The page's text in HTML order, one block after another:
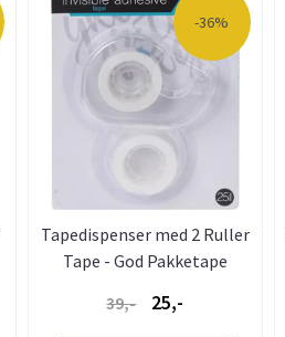
-36%
Tapedispenser med 2 Ruller
Tape - God Pakketape
39,-
25,-